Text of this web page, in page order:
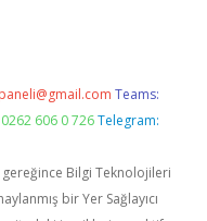
Teams:
606 0 726 Telegram:
gereğince Bilgi Teknolojileri
bir Yer Sağlayıcı